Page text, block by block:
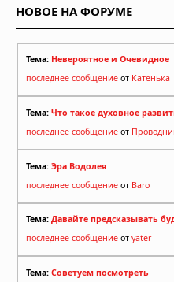
НОВОЕ НА ФОРУМЕ
Тема: Невероятное и Очевидное
последнее сообщение от Катенька
Тема: Что такое духовное
последнее сообщение от
Тема: Эра Водолея
последнее сообщение от Baro
Тема: Давайте предсказывать
последнее сообщение от yater
Тема: Советуем посмотреть